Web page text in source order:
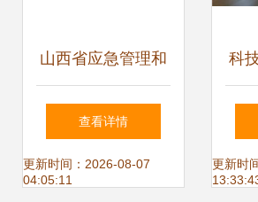
山西省应急管理和
安全生产协会组织
专家开展技术服
查看详情
更新时间：2026-08-07
04:05:11
科
基
化
更新时